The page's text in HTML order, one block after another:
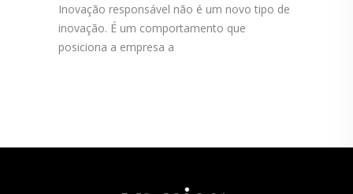
Inovação responsável não é um novo tipo de
inovação. É um comportamento que
posiciona a empresa a